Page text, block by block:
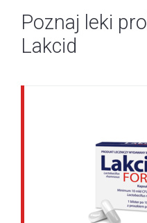
Poznaj leki
Lakcid